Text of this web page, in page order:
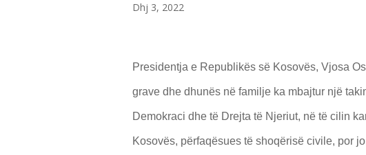
Dhj 3, 2022
Presidentja e Republikës së Kosovës, Vjosa
grave dhe dhunës në familje ka mbajtur një
Demokraci dhe të Drejta të Njeriut, në të cilin
Kosovës, përfaqësues të shoqërisë civile, por